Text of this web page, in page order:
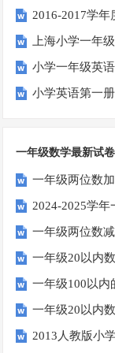
2016-2017学年
上海小学一年
小学一年级英
小学英语第一
一年级数学最新试卷
一年级两位数
2024-2025学
一年级两位数
一年级20以内
一年级100以内
一年级20以内
2013人教版小